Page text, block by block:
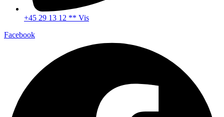
+45 29 13 12 ** Vis
Facebook